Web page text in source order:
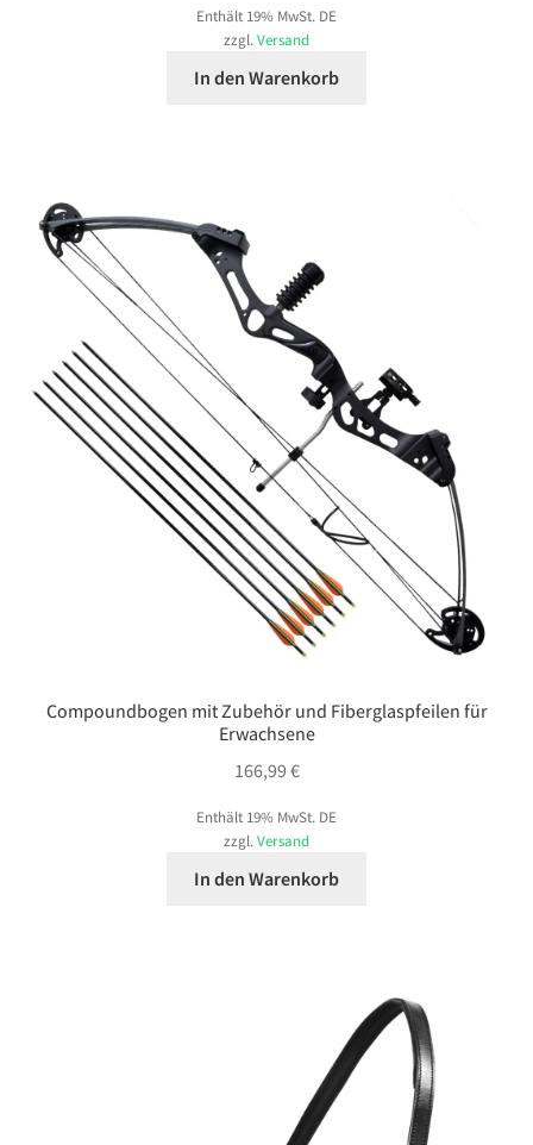
Enthält 19% MwSt. DE
zzgl.Versand
In den Warenkorb
Compoundbogen mit Zubehör und Fiberglaspfeilen für
Erwachsene
166,99 €
Enthält 19% MwSt. DE
zzgl. Versand
In den Warenkorb